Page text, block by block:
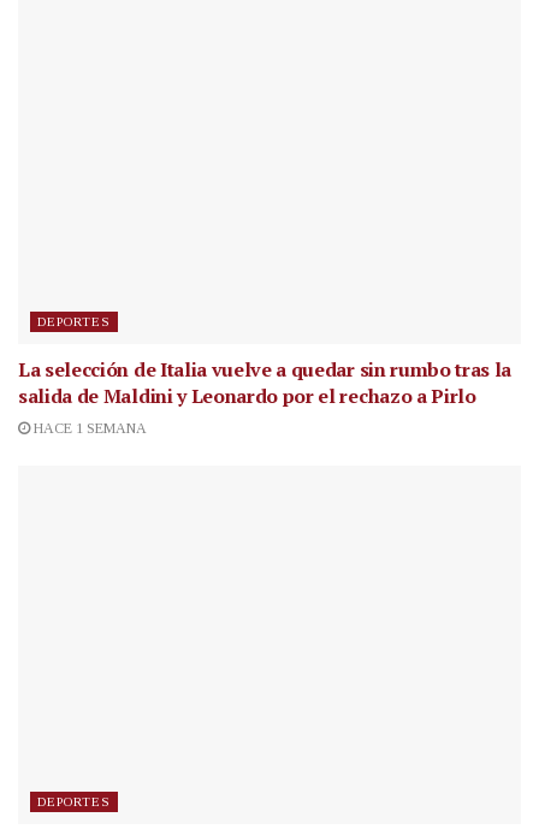
DEPORTES
La selección de Italia vuelve a quedar sin rumbo tras la
salida de Maldini y Leonardo por el rechazo a Pirlo
HACE 1 SEMANA
DEPORTES